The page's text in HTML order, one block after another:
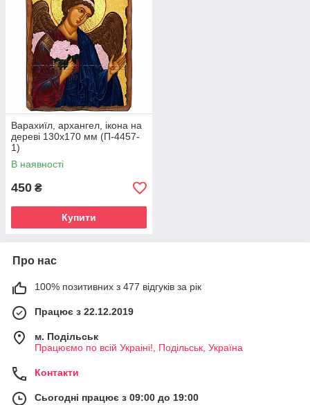
Варахиїл, архангел, ікона на
дереві 130х170 мм (П-4457-
1)
В наявності
450 ₴
Купити
Про нас
100% позитивних з 477 відгуків за рік
Працює з 22.12.2019
м. Подільськ
Працюємо по всій Украіні!, Подільськ, Україна
Контакти
Сьогодні працює з 09:00 до 19:00